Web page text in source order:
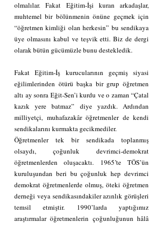
olmalılar. Fakat Eğitim-İşi kuran arkadaşlar,
muhtemel bir bölünmenin önüne geçmek için
“öğretmen kimliği olan herkesin” bu sendikaya
üye olmasını kabul ve teşvik etti. Biz de dergi
olarak bütün gücümüzle bunu destekledik.
Fakat Eğitim-İş kurucularının geçmiş siyasi
eğilimlerinden ötürü başka bir grup öğretmen
altı ay sonra Eğit-Sen’i kurdu ve o zaman “Çatal
kazık yere batmaz” diye yazdık. Ardından
milliyetçi, muhafazakâr öğretmenler de kendi
sendikalarını kurmakta gecikmediler.
Öğretmenler tek bir sendikada toplanmış
olsaydı, çoğunluk devrimci-demokrat
öğretmenlerden oluşacaktı. 1965’te TÖS’ün
kuruluşundan beri bu çoğunluk hep devrimci
demokrat öğretmenlerde olmuş, öteki öğretmen
derneği veya sendikasındakiler azınlık görüşleri
temsil etmiştir. 1990’larda yaptığımız
araştırmalar öğretmenlerin çoğunluğunun hâlâ